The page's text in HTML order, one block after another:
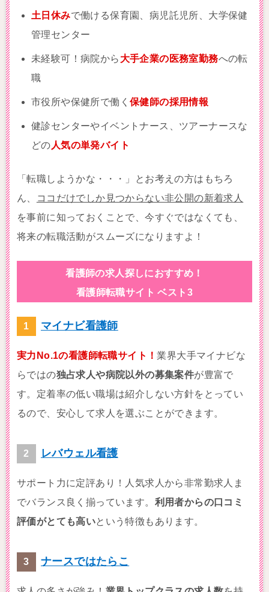
土日休みで働ける保育園、病児託児所、大学保健
管理センター
未経験可！病院から 大手企業の医務室勤務への転
職
市役所や保健所で働く 保健師の採用情報
健診センターやイベントナース、ツアーナースな
どの 人気の単発バイト
「転職しようかな・・・」とお考えの方はもちろ
ん、
ココだけでしか見つからない非公開の新着求人
を事前に知っておくことで、今すぐではなくても、
将来の転職活動がスムーズになりますよ！
看護師の求人探しにおすすめ！
看護師転職サイト ベスト3
マイナビ看護師
実力No.1の看護師転職サイト！業界大手マイナビな
らではの独占求人や病院以外の募集案件が豊富で
す。定着率の低い職場は紹介しない方針をとってい
るので、安心して求人を選ぶことができます。
レバウェル看護
サポート力に定評あり！人気求人から非常勤求人ま
でバランス良く揃っています。 利用者からの口コミ
評価がとても高いという特徴もあります。
ナースではたらこ